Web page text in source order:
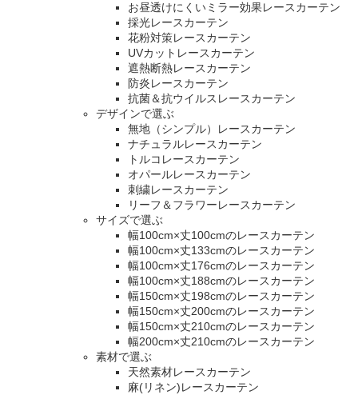
お昼透けにくいミラー効果レースカーテン
採光レースカーテン
花粉対策レースカーテン
UVカットレースカーテン
遮熱断熱レースカーテン
防炎レースカーテン
抗菌＆抗ウイルスレースカーテン
デザインで選ぶ
無地（シンプル）レースカーテン
ナチュラルレースカーテン
トルコレースカーテン
オパールレースカーテン
刺繍レースカーテン
リーフ＆フラワーレースカーテン
サイズで選ぶ
幅100cm×丈100cmのレースカーテン
幅100cm×丈133cmのレースカーテン
幅100cm×丈176cmのレースカーテン
幅100cm×丈188cmのレースカーテン
幅150cm×丈198cmのレースカーテン
幅150cm×丈200cmのレースカーテン
幅150cm×丈210cmのレースカーテン
幅200cm×丈210cmのレースカーテン
素材で選ぶ
天然素材レースカーテン
麻(リネン)レースカーテン